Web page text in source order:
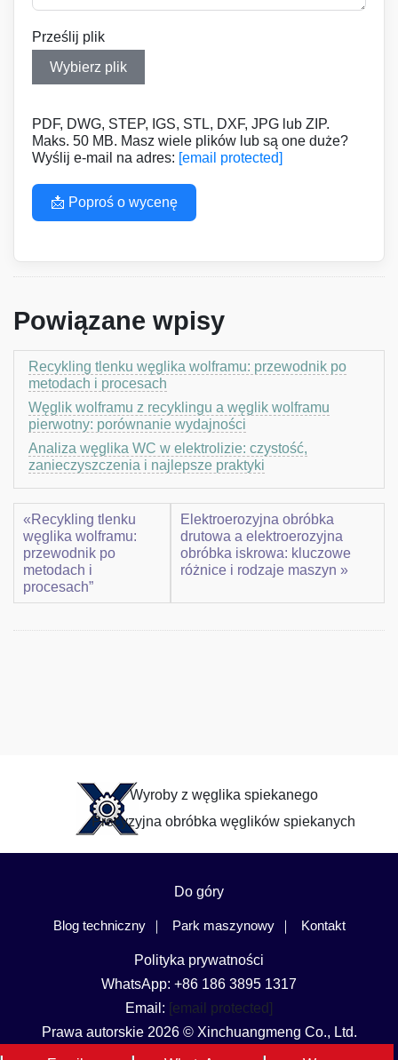
Prześlij plik
Wybierz plik
PDF, DWG, STEP, IGS, STL, DXF, JPG lub ZIP.
Maks. 50 MB. Masz wiele plików lub są one duże?
Wyślij e-mail na adres: [email protected]
📩 Poproś o wycenę
Powiązane wpisy
Recykling tlenku węglika wolframu: przewodnik po
metodach i procesach
Węglik wolframu z recyklingu a węglik wolframu
pierwotny: porównanie wydajności
Analiza węglika WC w elektrolizie: czystość,
zanieczyszczenia i najlepsze praktyki
«Recykling tlenku
węglika wolframu:
przewodnik po
metodach i
procesach”
Elektroerozyjna obróbka
drutowa a elektroerozyjna
obróbka iskrowa: kluczowe
różnice i rodzaje maszyn »
Wyroby z węglika spiekanego
Precyzyjna obróbka węglików spiekanych
Do góry
Blog techniczny Park maszynowy Kontakt
Polityka prywatności
WhatsApp: +86 186 3895 1317
Email: [email protected]
Prawa autorskie 2026 © Xinchuangmeng Co., Ltd.